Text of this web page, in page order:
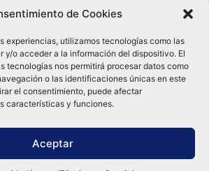
de Cookies
experiencias, utilizamos tecnologías como las
y/o acceder a la información del dispositivo. El
tecnologías nos permitirá procesar datos como
o las identificaciones únicas en este
el consentimiento, puede afectar
características y funciones.
Aceptar
por nuestro certificado SSL y operada bajo las